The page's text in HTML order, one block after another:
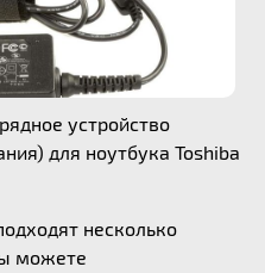
устройство
для ноутбука Toshiba
несколько
можете